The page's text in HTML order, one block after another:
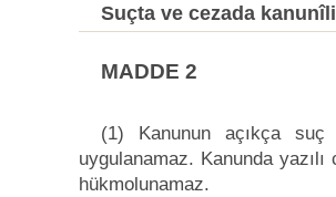
Suçta ve cezada
MADDE 2
(1) Kanunun açıkça
uygulanamaz. Kanunda
hükmolunamaz.